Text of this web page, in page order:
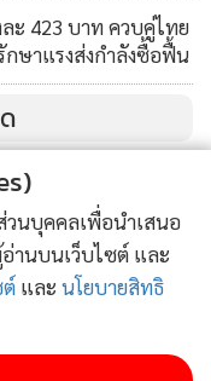
ใดจึงไม่เชิญพรรค
รครวมไทยสร้างชาติ
ราไม่ได้เชิญใครมาร่วม
คเพื่อไทย และแคน
ะบวนการต่างๆ ก็เป็น
กลจะโหวตให้พรรค
กับพรรคประชาธิปัตย์
ชารัฐหรือไม่ นาย
าได้พูดคุย
ะ 423 บาท ควบคู่ไทย
ษาแรงส่งกำลังซื้อฟื้น
วนบุคคลเพื่อนำเสนอ
านบนเว็บไซต์ และ
และ นโยบายสิทธิ